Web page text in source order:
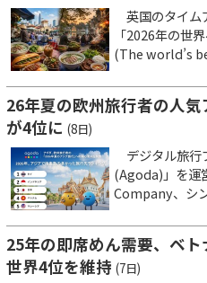
英国のタイム
「2026年の世
(The world’s
26年夏の欧州旅行者の人
が4位に (8日)
デジタル旅行
(Agoda)」を運
Company、シ
25年の即席めん需要、ベ
世界4位を維持 (7日)